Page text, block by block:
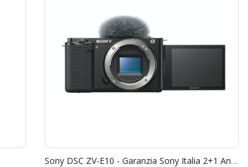
Sony DSC ZV-E10 - Garanzia Sony Italia 2+1 Anni - "SCONTO CASSA SONY € 100,00"